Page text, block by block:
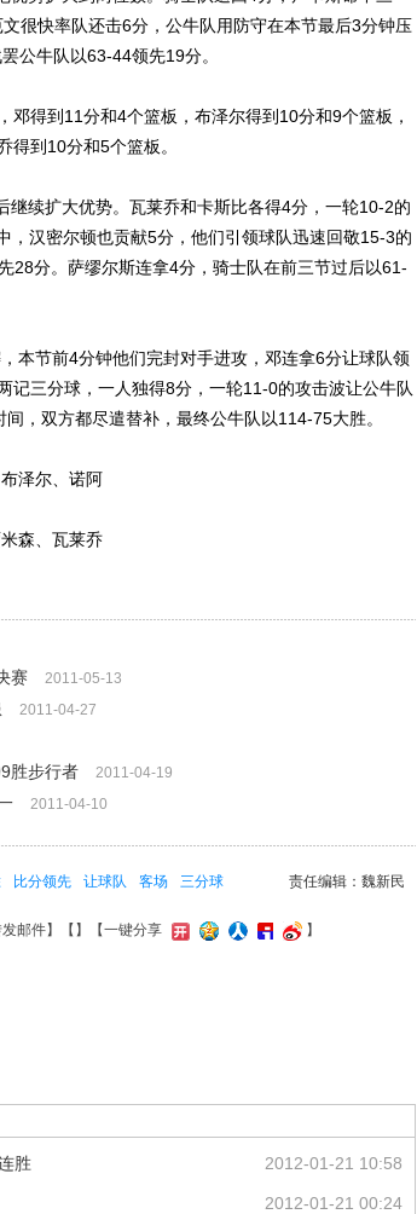
很快率队还击6分，公牛队用防守在本节最后3分钟压
公牛队以63-44领先19分。
得到11分和4个篮板，布泽尔得到10分和9个篮板，
得到10分和5个篮板。
续扩大优势。瓦莱乔和卡斯比各得4分，一轮10-2的
，汉密尔顿也贡献5分，他们引领球队迅速回敬15-3的
28分。萨缪尔斯连拿4分，骑士队在前三节过后以61-
节前4分钟他们完封对手进攻，邓连拿6分让球队领
记三分球，一人独得8分，一轮11-0的攻击波让公牛队
，双方都尽遣替补，最终公牛队以114-75大胜。
泽尔、诺阿
森、瓦莱乔
赛
2011-05-13
2011-04-27
胜步行者 2011-04-19
2011-04-10
责任编辑：魏新民
比分领先 让球队 客场 三分球
邮件】【 】 【一键分享 】
2012-01-21 10:58
胜
2012-01-21 00:24